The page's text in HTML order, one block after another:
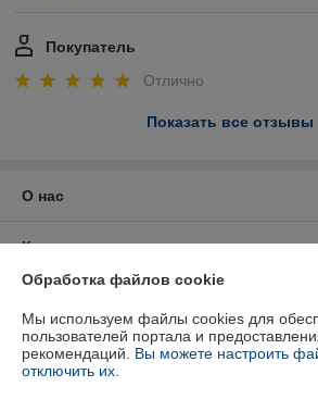
Покупатель
Отлично
Показать все отзывы
О нас
Контакты
График работы
Обработка файлов cookie
Мы используем файлы cookies для
пользователей портала и
рекомендаций. Вы можете настроить
отключить их.